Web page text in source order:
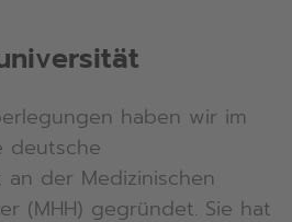
haben wir im
deutsche
der Medizinischen
(MHH) gegründet. Sie hat